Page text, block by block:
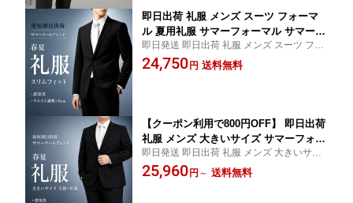
即日出荷 礼服 メンズ スーツ フォーマ
ル 夏用礼服 サマーフォーマル サマーウ
ール 喪服 ブラックスーツ 濃染 超黒 黒
無地 スリム 春夏 クールビズ 盛夏 冠婚
即日発送 即日出荷 礼服 メンズ スーツ フォ
ーマル 夏用礼服 お盆 背広 suit ストレッチ
軽量【SIZE】 Y3 Y4 Y5 Y6 Y7 A4 A5 A6 A7
24,750 円 送料無料
【クーポン利用で800円OFF】 即日出荷
礼服 メンズ 大きいサイズ サマーフォー
マル 夏用礼服 サマーウール 清涼 通気
性 蒸れにくい クールビズ 濃染 超黒 喪
即日発送 即日出荷 礼服 メンズ 大きいサイ
ズ サマーフォーマル 喪服 お盆 スーツ 背広
suit パンツ スラックス ズボン ストレッチ
25,960 円 ～ 送料無料